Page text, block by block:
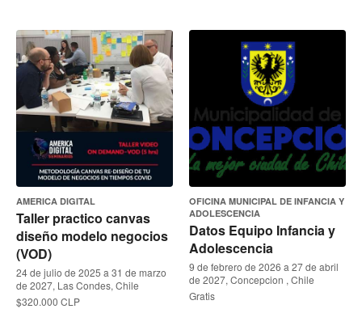
AMERICA DIGITAL
Taller practico canvas
diseño modelo negocios
(VOD)
24 de julio de 2025 a 31 de marzo
de 2027, Las Condes, Chile
$320.000 CLP
OFICINA MUNICIPAL DE INFANCIA Y
ADOLESCENCIA
Datos Equipo Infancia y
Adolescencia
9 de febrero de 2026 a 27 de abril
de 2027, Concepcion , Chile
Gratis